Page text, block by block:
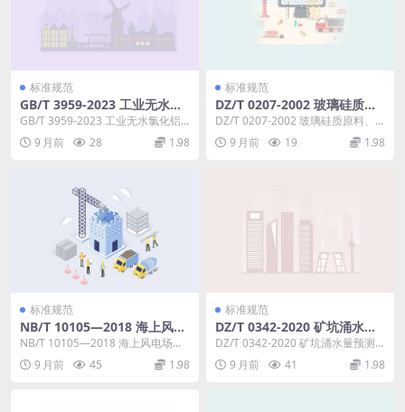
标准规范
GB/T 3959-2023 工业无水氯
化铝（代替GB/T3959一200
8）
GB/T 3959-2023 工业无水氯化铝
本文件按照GB/T1.1一2020...
9 月前 28 1.98
标准规范
DZ/T 0207-2002 玻璃硅质原
料、饰面石材、石膏、温石
棉、硅灰石、滑石、石墨矿产
地质勘查规范
DZ/T 0207-2002 玻璃硅质原料、
饰面石材、石膏、温石棉、硅灰
石、滑石...
9 月前 19 1.98
标准规范
NB/T 10105—2018 海上风电
场工程风电机组基础设计规范
NB/T 10105—2018 海上风电场工
程风电机组基础设计规范 根据《国
家能...9 月前 45 1.98
标准规范
DZ/T 0342-2020 矿坑涌水量
预测计算规程
DZ/T 0342-2020 矿坑涌水量预测
计算规程 矿坑涌水量预测计算规程
本...9 月前 41 1.98